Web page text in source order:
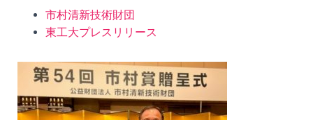
市村清新技術財団
東工大プレスリリース